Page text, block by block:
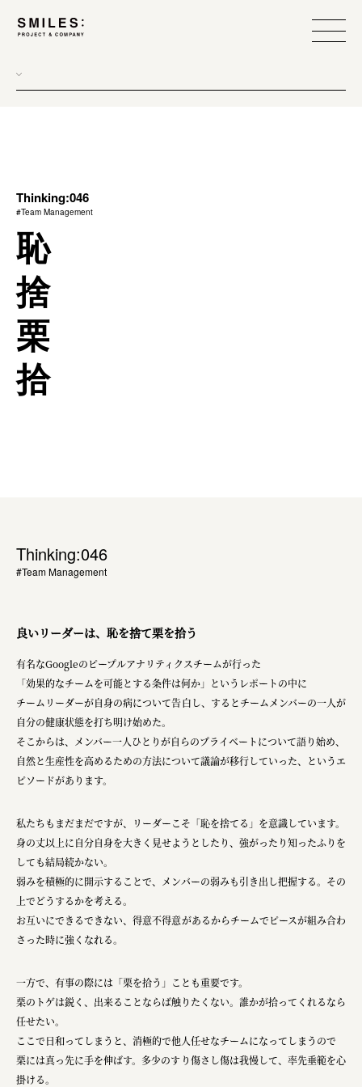
scope
process
team management
method
Thinking:046
#Team Management
恥
捨
栗
拾
Thinking:046
#Team Management
良いリーダーは、恥を捨て栗を拾う
有名なGoogleのピープルアナリティクスチームが行った
「効果的なチームを可能とする条件は何か」というレポートの中に
チームリーダーが自身の病について告白し、するとチームメンバーの一人が
自分の健康状態を打ち明け始めた。
そこからは、メンバー一人ひとりが自らのプライベートについて語り始め、
自然と生産性を高めるための方法について議論が移行していった、というエ
ピソードがあります。
私たちもまだまだですが、リーダーこそ「恥を捨てる」を意識しています。
身の丈以上に自分自身を大きく見せようとしたり、強がったり知ったふりを
しても結局続かない。
弱みを積極的に開示することで、メンバーの弱みも引き出し把握する。その
上でどうするかを考える。
お互いにできるできない、得意不得意があるからチームでピースが組み合わ
さった時に強くなれる。
一方で、有事の際には「栗を拾う」ことも重要です。
栗のトゲは鋭く、出来ることならば触りたくない。誰かが拾ってくれるなら
任せたい。
ここで日和ってしまうと、消極的で他人任せなチームになってしまうので
栗には真っ先に手を伸ばす。多少のすり傷さし傷は我慢して、率先垂範を心
掛ける。